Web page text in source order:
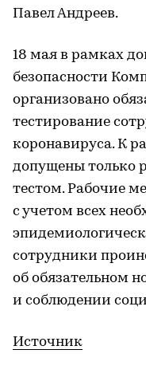
Павел Андреев.
18 мая в рамках
безопасности
организовано
тестирование
коронавируса. К
допущены только
тестом. Рабочие
с учетом всех
сотрудники
об обязательном
и соблюдении
Источник